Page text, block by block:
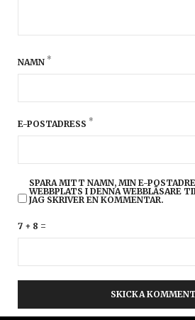
NAMN *
E-POSTADRESS *
SPARA MITT NAMN, MIN E-
WEBBPLATS I DENNA WEBBLÄSARE
JAG SKRIVER EN KOMMENTAR.
7 + 8 =